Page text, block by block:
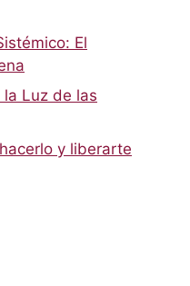
El
Luz de las
y liberarte